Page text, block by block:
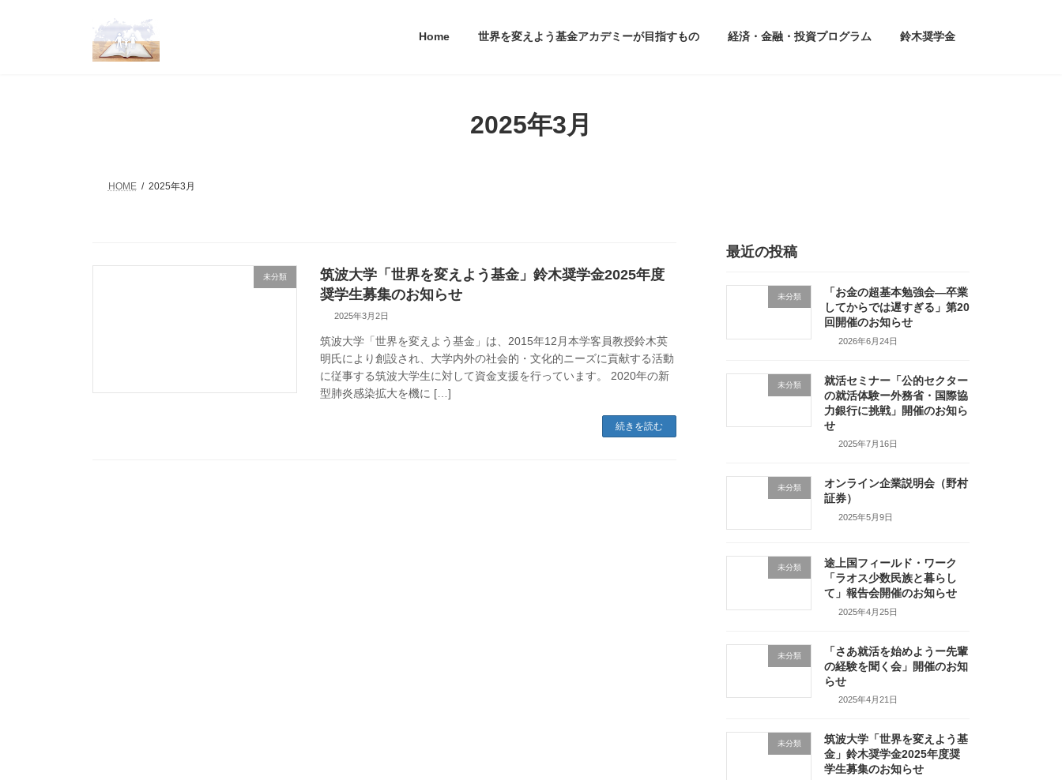
Home 世界を変えよう基金アカデミーが目指すもの 経済・金融・投資プログラム 鈴木奨学金
2025年3月
HOME 2025年3月
未分類
筑波大学「世界を変えよう基金」鈴木奨学金2025年度
奨学生募集のお知らせ
2025年3月2日
筑波大学「世界を変えよう基金」は、2015年12月本学客員教授鈴木英
明氏により創設され、大学内外の社会的・文化的ニーズに貢献する活動
に従事する筑波大学生に対して資金支援を行っています。 2020年の新
型肺炎感染拡大を機に […]
続きを読む
最近の投稿
未分類
「お金の超基本勉強会―卒業
してからでは遅すぎる」第20
回開催のお知らせ
2026年6月24日
未分類
就活セミナー「公的セクター
の就活体験ー外務省・国際協
力銀行に挑戦」開催のお知ら
せ
2025年7月16日
未分類
オンライン企業説明会（野村
証券）
2025年5月9日
未分類
途上国フィールド・ワーク
「ラオス少数民族と暮らし
て」報告会開催のお知らせ
2025年4月25日
未分類
「さあ就活を始めようー先輩
の経験を聞く会」開催のお知
らせ
2025年4月21日
未分類
筑波大学「世界を変えよう基
金」鈴木奨学金2025年度奨
学生募集のお知らせ